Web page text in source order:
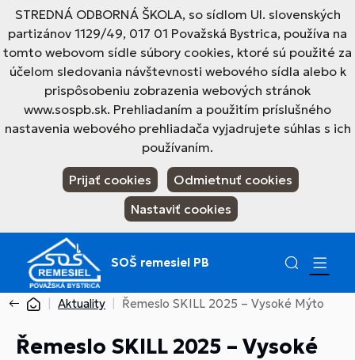
STREDNÁ ODBORNÁ ŠKOLA, so sídlom Ul. slovenských
partizánov 1129/49, 017 01 Považská Bystrica, používa na
tomto webovom sídle súbory cookies, ktoré sú použité za
účelom sledovania návštevnosti webového sídla alebo k
prispôsobeniu zobrazenia webových stránok
www.sospb.sk. Prehliadaním a použitím príslušného
nastavenia webového prehliadača vyjadrujete súhlas s ich
používaním.
Prijať cookies
Odmietnuť cookies
Nastaviť cookies
SOŠ remesiel PB
Aktuality Řemeslo SKILL 2025 – Vysoké Mýto
Řemeslo SKILL 2025 – Vysoké